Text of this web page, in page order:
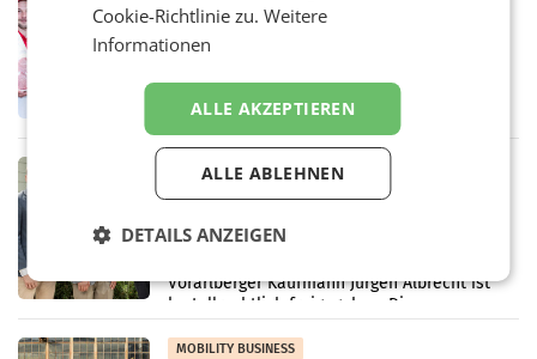
Penny modernisiert zwei Filialen in
Ober- und Niederösterreich
laufenden Modernisierungsoffensive
erneuert Penny zwei Filialen in Nieder- und
Oberösterreich. Die beiden Standorte liegen
in Haag sowie im rund
RETAIL
Alles bereit für den Wechsel: Jürgen
Albrecht setzt ab 1.1.2027 auf Adeg
WIENER NEUDORF. – Die geplante
Vorarlberger Kaufmann Jürgen Albrecht ist
kartellrechtlich freigegeben: Die
Bundeswettbewerbsbehörde und der
Bundeskartellanwalt
MOBILITY BUSINESS
Cookie-Richtlinie zu.Weitere
Informationen
ALLE AKZEPTIEREN
ALLE ABLEHNEN
DETAILS ANZEIGEN